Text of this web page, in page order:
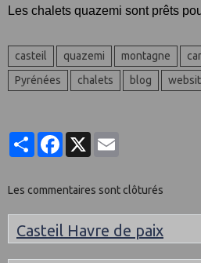
Les chalets quazemi sont prêts
casteil quazemi montagne
Pyrénées
chalets blog
PartagerFacebook
Les commentaires sont clôturés
Casteil Havre de paix